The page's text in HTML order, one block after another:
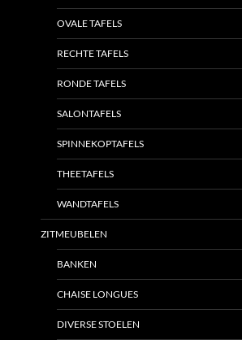
OVALE TAFELS
RECHTE TAFELS
RONDE TAFELS
SALONTAFELS
SPINNEKOPTAFELS
THEETAFELS
WANDTAFELS
ZITMEUBELEN
BANKEN
CHAISE LONGUES
DIVERSE STOELEN